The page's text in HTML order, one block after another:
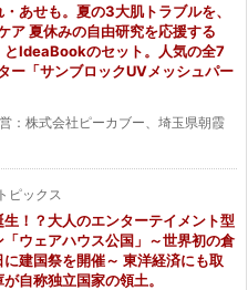
あせも。夏の3大肌トラブルを、
ア 夏休みの自由研究を応援する
とIdeaBookのセット。人気の全7
ー「サンブロックUVメッシュパー
：株式会社ピーカブー、埼玉県朝霞
トピックス
！？大人のエンターテイメント型
「ウェアハウス公国」～世界初の倉
建国祭を開催～ 東洋経済にも取
自称独立国家の領土。